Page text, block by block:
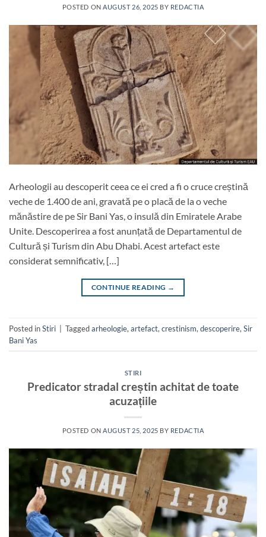
POSTED ONAUGUST 26, 2025 BY REDACTIA
Arheologii au descoperit ceea ce ei cred a fi o cruce creștină
veche de 1.400 de ani, gravată pe o placă de la o veche
mănăstire de pe Sir Bani Yas, o insulă din Emiratele Arabe
Unite. Descoperirea a fost anunțată de Departamentul de
Cultură și Turism din Abu Dhabi. Acest artefact este
considerat semnificativ, […]
CONTINUE READING →
Posted inStiri | Taggedarheologie, artefact, crestinism, descoperire, Sir
Bani Yas
STIRI
Predicator stradal creștin achitat de toate
acuzațiile
POSTED ONAUGUST 25, 2025 BY REDACTIA